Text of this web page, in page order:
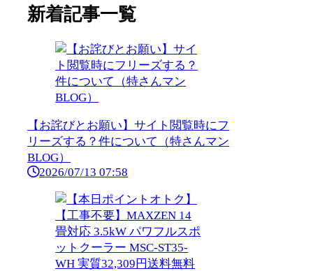
新着記事一覧
【お詫びとお願い】サイト閲覧時にフ
リーズする？件について（特さんマン
BLOG）
2026/07/13 07:58